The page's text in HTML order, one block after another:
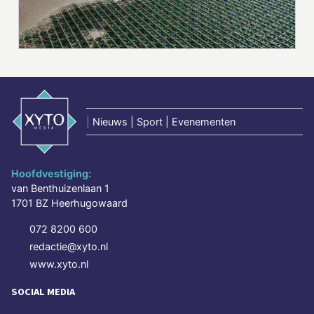
Nieuws | Sport | Evenementen
Hoofdvestiging:
van Benthuizenlaan 1
1701 BZ Heerhugowaard
072 8200 600
redactie@xyto.nl
www.xyto.nl
SOCIAL MEDIA